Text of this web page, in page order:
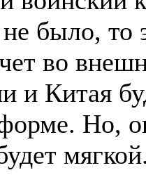
не было, то
во
и Китая
Но,